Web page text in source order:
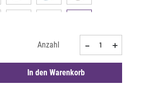
Anzahl
In den Warenkorb